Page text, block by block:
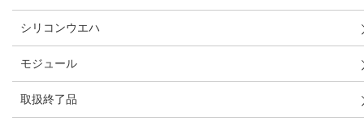
シリコンウエハ
モジュール
取扱終了品